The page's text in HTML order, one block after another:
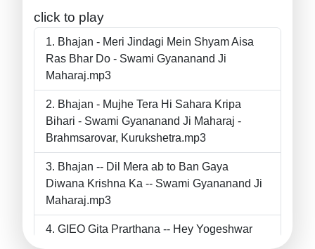
click to play
Bhajan - Meri Jindagi Mein Shyam Aisa
Ras Bhar Do - Swami Gyananand Ji
Maharaj.mp3
Bhajan - Mujhe Tera Hi Sahara Kripa
Bihari - Swami Gyananand Ji Maharaj -
Brahmsarovar, Kurukshetra.mp3
Bhajan -- Dil Mera ab to Ban Gaya
Diwana Krishna Ka -- Swami Gyananand Ji
Maharaj.mp3
GIEO Gita Prarthana -- Hey Yogeshwar